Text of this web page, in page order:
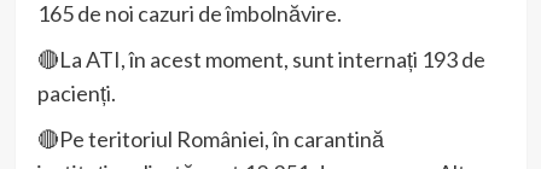
165 de noi cazuri de îmbolnăvire.
🔴La ATI, în acest moment, sunt internați 193 de
pacienți.
🔴Pe teritoriul României, în carantină